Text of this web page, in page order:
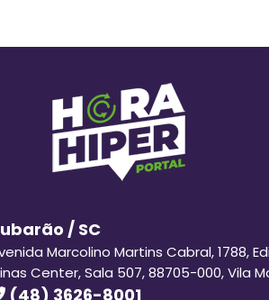
/ SC
Marcolino Martins Cabral, 1788,
Center, Sala 507, 88705-000, Vila
(48) 3626-8001